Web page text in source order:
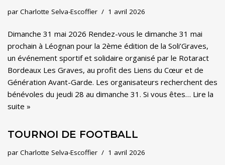
par Charlotte Selva-Escoffier 1 avril 2026
Dimanche 31 mai 2026 Rendez-vous le dimanche 31 mai
prochain à Léognan pour la 2ème édition de la Soli’Graves,
un événement sportif et solidaire organisé par le Rotaract
Bordeaux Les Graves, au profit des Liens du Cœur et de
Génération Avant-Garde. Les organisateurs recherchent des
bénévoles du jeudi 28 au dimanche 31. Si vous êtes… Lire la
suite »
TOURNOI DE FOOTBALL
par Charlotte Selva-Escoffier 1 avril 2026